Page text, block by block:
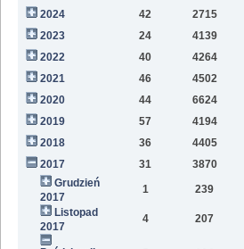
2024
42 2715
2023
24 4139
2022
40 4264
2021
46 4502
2020
44 6624
2019
57 4194
2018
36 4405
2017
31 3870
Grudzień
2017
1 239
Listopad
2017
4 207